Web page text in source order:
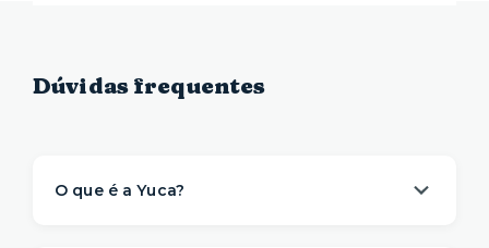
Dúvidas frequentes
O que é a Yuca?